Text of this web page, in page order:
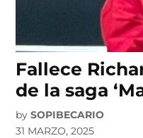
Fallece
de la saga
by SOPIBECARIO
31 MARZO, 2025